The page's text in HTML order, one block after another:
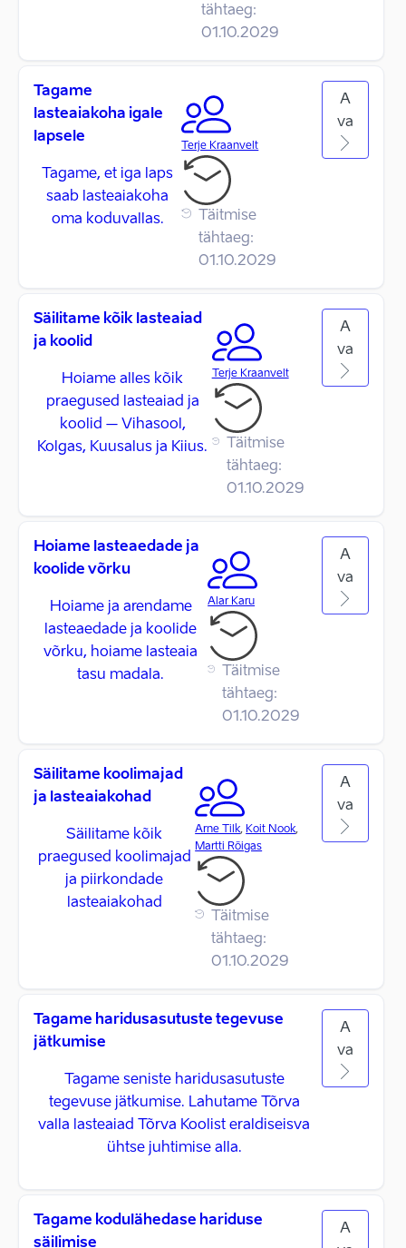
tähtaeg:
01.10.2029
Tagame
lasteaiakoha igale
lapsele
Tagame, et iga laps
saab lasteaiakoha
oma koduvallas.
Terje Kraanvelt
Täitmise
tähtaeg:
01.10.2029
A
va
Säilitame kõik lasteaiad
ja koolid
Hoiame alles kõik
praegused lasteaiad ja
koolid – Vihasool,
Kolgas, Kuusalus ja Kiius.
Terje Kraanvelt
Täitmise
tähtaeg:
01.10.2029
A
va
Hoiame lasteaedade ja
koolide võrku
Hoiame ja arendame
lasteaedade ja koolide
võrku, hoiame lasteaia
tasu madala.
Alar Karu
Täitmise
tähtaeg:
01.10.2029
A
va
Säilitame koolimajad
ja lasteaiakohad
Säilitame kõik
praegused koolimajad
ja piirkondade
lasteaiakohad
Arne Tilk, Koit Nook,
Martti Rõigas
Täitmise
tähtaeg:
01.10.2029
A
va
Tagame haridusasutuste tegevuse
jätkumise
Tagame seniste haridusasutuste
tegevuse jätkumise. Lahutame Tõrva
valla lasteaiad Tõrva Koolist eraldiseisva
ühtse juhtimise alla.
A
va
Tagame kodulähedase hariduse
säilimise
A